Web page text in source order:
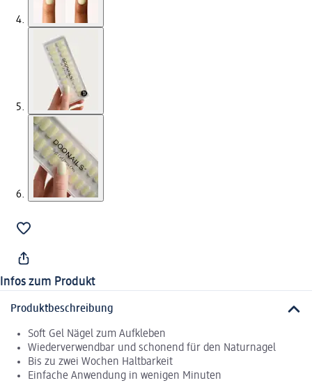
Infos zum Produkt
Produktbeschreibung
Soft Gel Nägel zum Aufkleben
Wiederverwendbar und schonend für den Naturnagel
Bis zu zwei Wochen Haltbarkeit
Einfache Anwendung in wenigen Minuten